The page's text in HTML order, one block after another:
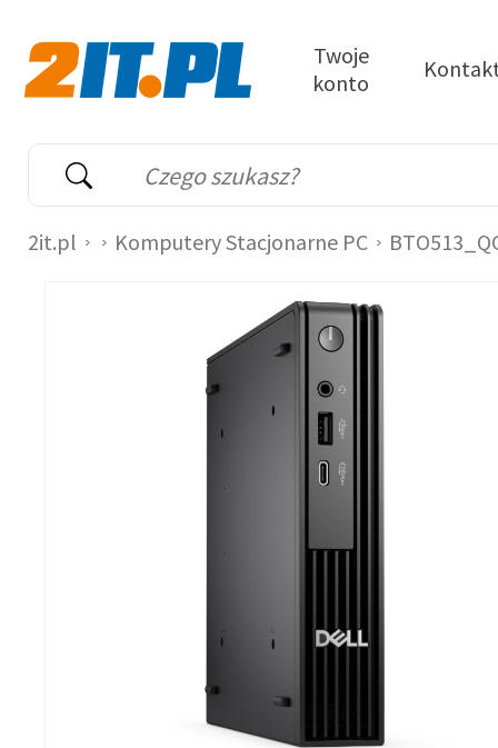
Wyszukiwarka
Słowo kluczowe
Twoje
konto
2it.pl Komputery Stacjonarne PC